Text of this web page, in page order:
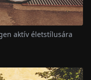
aktív életstílusára